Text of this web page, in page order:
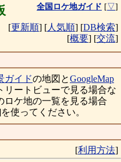
全国ロケ地ガイド [▽]
[更新順] [人気順] [DB検索]
[概要] [交流]
ガイドの地図とGoogleMap
リートビューで見る場合な
ロケ地の一覧を見る場合
使ってください。
[利用方法]